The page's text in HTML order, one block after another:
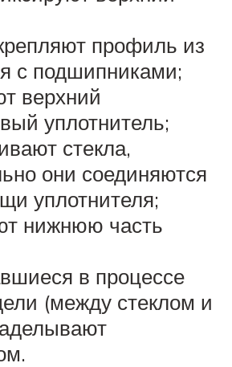
профиль из
с подшипниками;
верхний
уплотнитель;
стекла,
они соединяются
уплотнителя;
нижнюю часть
в процессе
(между стеклом и